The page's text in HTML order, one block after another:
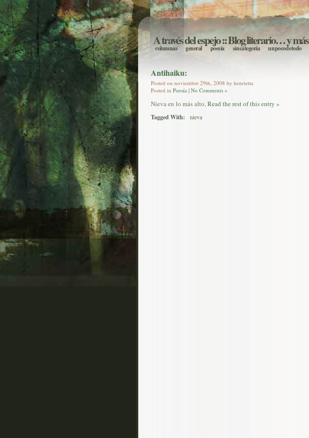
A través del espejo:: Blog literario… y más
columnas general poesía sin categoría un poco de todo
Antihaiku:
Posted on noviembre 29th, 2008 by henrietta
Posted in Poesía | No Comments »
Nieva en lo más alto,Read the rest of this entry »
Tagged With: nieva